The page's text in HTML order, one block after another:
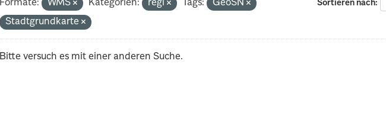
Sortieren nach
Formate: WMS Kategorien: regi Tags:
GeoSN
Stadtgrundkarte
Bitte versuch es mit einer anderen Suche.